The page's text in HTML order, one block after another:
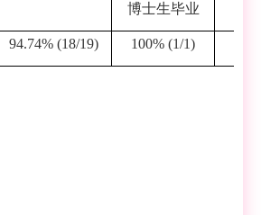
博士生毕业
94.74% (18/19) 100% (1/1)